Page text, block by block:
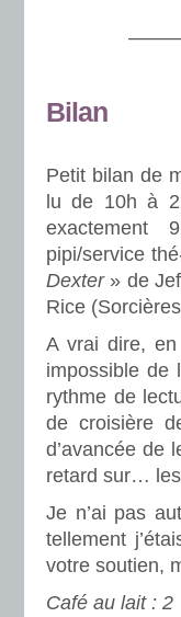
Bilan
Petit bilan de
lu de 10h à
exactement
pipi/service
Dexter» de
Rice
A vrai dire, en
impossible de
rythme de
de croisière
d’avancée de
retard sur…
Je n’ai pas
tellement
votre soutien,
Café au lait : 2